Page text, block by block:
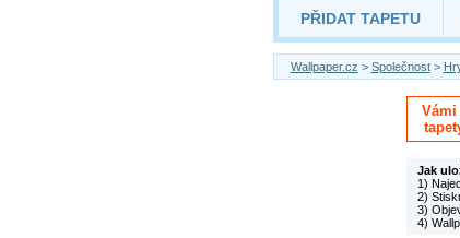
PŘIDAT TAPETU
Wallpaper.cz > Společnost>
Jak
1)
2)
3)
4)